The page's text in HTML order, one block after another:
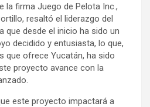
la firma Juego de Pelota Inc.,
resaltó el liderazgo del
que desde el inicio ha sido un
decidido y entusiasta, lo que,
que ofrece Yucatán, ha sido
proyecto avance con la
este proyecto impactará a